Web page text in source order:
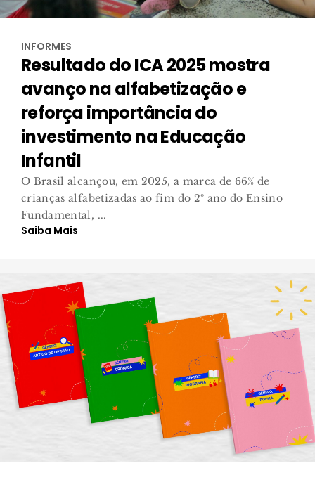
INFORMES
Resultado do ICA 2025 mostra
avanço na alfabetização e
reforça importância do
investimento na Educação
Infantil
O Brasil alcançou, em 2025, a marca de 66% de
crianças alfabetizadas ao fim do 2º ano do Ensino
Fundamental, ...
Saiba Mais